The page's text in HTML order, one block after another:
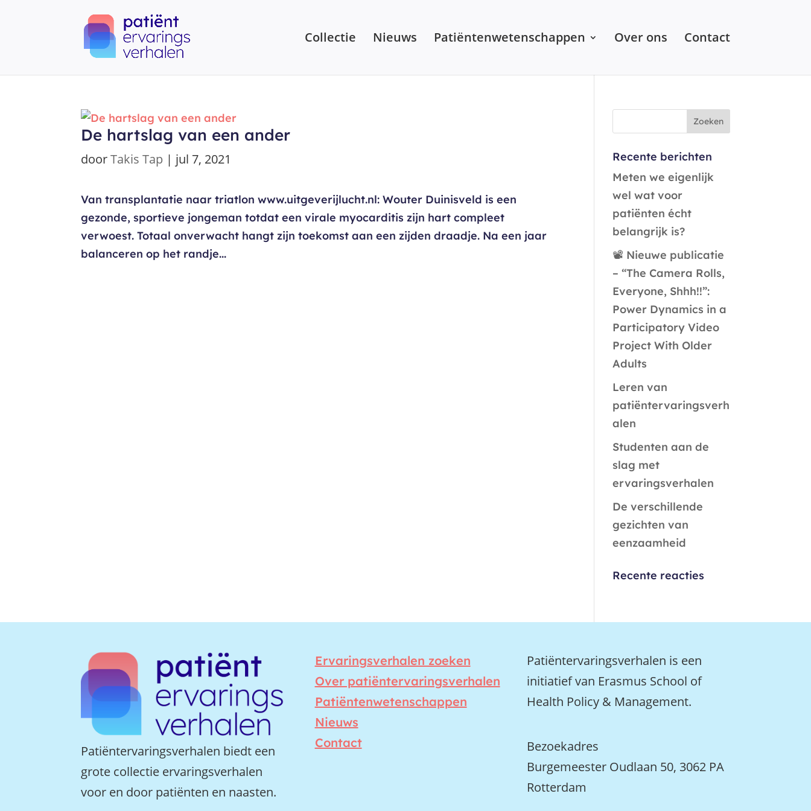
Collectie Nieuws Patiëntenwetenschappen Over ons Contact
De hartslag van een ander
doorTakis Tap | jul 7, 2021
Van transplantatie naar triatlon www.uitgeverijlucht.nl: Wouter Duinisveld is een
gezonde, sportieve jongeman totdat een virale myocarditis zijn hart compleet
verwoest. Totaal onverwacht hangt zijn toekomst aan een zijden draadje. Na een jaar
balanceren op het randje...
Recente berichten
Meten we eigenlijk
wel wat voor
patiënten écht
belangrijk is?
📽️ Nieuwe publicatie
– “The Camera Rolls,
Everyone, Shhh!!”:
Power Dynamics in a
Participatory Video
Project With Older
Adults
Leren van
patiëntervaringsverh
alen
Studenten aan de
slag met
ervaringsverhalen
De verschillende
gezichten van
eenzaamheid
Recente reacties
Patiëntervaringsverhalen biedt een
grote collectie ervaringsverhalen
voor en door patiënten en naasten.
Ervaringsverhalen zoeken
Over patiëntervaringsverhalen
Patiëntenwetenschappen
Nieuws
Contact
Patiëntervaringsverhalen is een
initiatief van Erasmus School of
Health Policy & Management.
Bezoekadres
Burgemeester Oudlaan 50, 3062 PA
Rotterdam